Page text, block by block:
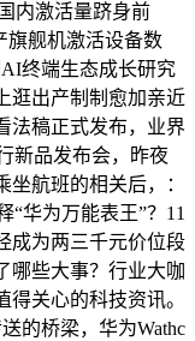
内激活量跻身前
旗舰机激活设备数
AI终端生态成长研究
逛出产制制愈加亲近
法稿正式发布，业界
新品发布会，昨夜
航班的相关后，：
“华为万能表王”？11
成为两三千元价位段
哪些大事？行业大咖
关心的科技资讯。
的桥梁，华为Wathc